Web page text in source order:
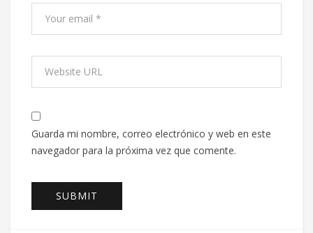
Guarda mi nombre, correo electrónico y web en este
navegador para la próxima vez que comente.